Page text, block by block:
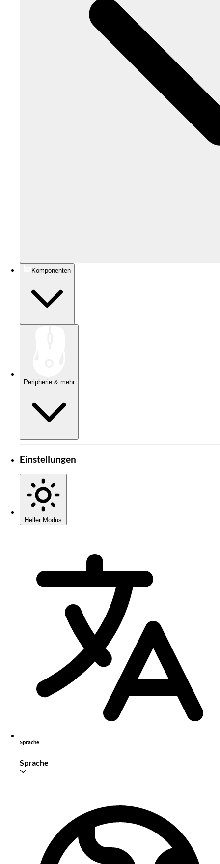
Komponenten
Peripherie & mehr
Einstellungen
Heller Modus
Sprache
Sprache